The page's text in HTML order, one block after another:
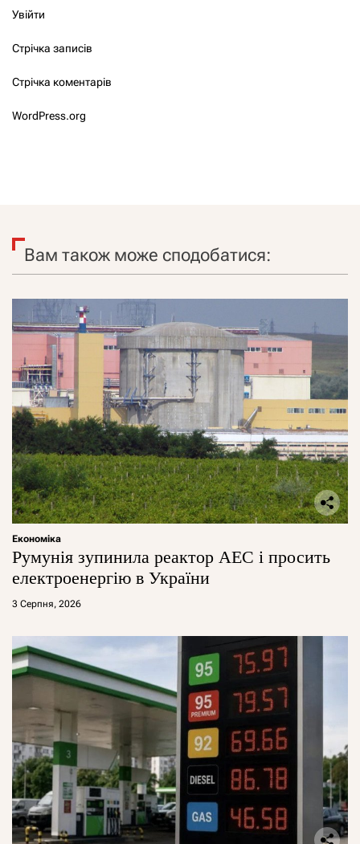
Увійти
Стрічка записів
Стрічка коментарів
WordPress.org
Вам також може сподобатися:
Економіка
Румунія зупинила реактор АЕС і просить
електроенергію в України
3 Серпня, 2026